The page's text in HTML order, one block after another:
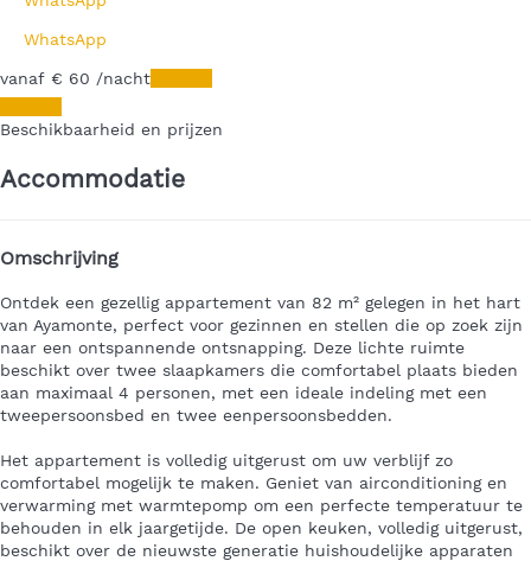
WhatsApp
vanaf € 60 /nacht
Beschikbaarheid en prijzen
Accommodatie
Omschrijving
Ontdek een gezellig appartement van 82 m² gelegen in het hart
van Ayamonte, perfect voor gezinnen en stellen die op zoek zijn
naar een ontspannende ontsnapping. Deze lichte ruimte
beschikt over twee slaapkamers die comfortabel plaats bieden
aan maximaal 4 personen, met een ideale indeling met een
tweepersoonsbed en twee eenpersoonsbedden.
Het appartement is volledig uitgerust om uw verblijf zo
comfortabel mogelijk te maken. Geniet van airconditioning en
verwarming met warmtepomp om een perfecte temperatuur te
behouden in elk jaargetijde. De open keuken, volledig uitgerust,
beschikt over de nieuwste generatie huishoudelijke apparaten